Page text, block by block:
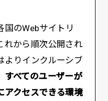
国のWebサイトリ
れから順次公開され
よりインクルーシブ
すべてのユーザーが
アクセスできる環境